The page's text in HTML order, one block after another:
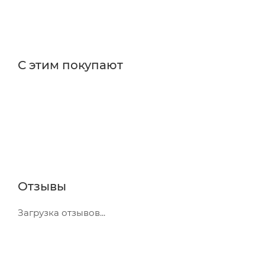
С этим покупают
Отзывы
Загрузка отзывов...